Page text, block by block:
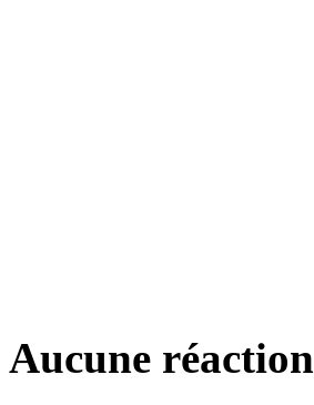
Aucune réaction